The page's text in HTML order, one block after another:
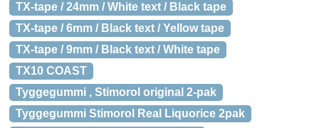
TX-tape / 24mm / White text / Black tape
TX-tape / 6mm / Black text / Yellow tape
TX-tape / 9mm / Black text / White tape
TX10 COAST
Tyggegummi , Stimorol original 2-pak
Tyggegummi Stimorol Real Liquorice 2pak